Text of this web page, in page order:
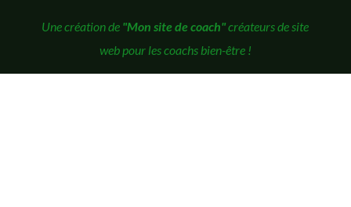
Une création de "Mon site de coach"créateurs de site
web pour les coachs bien-être !